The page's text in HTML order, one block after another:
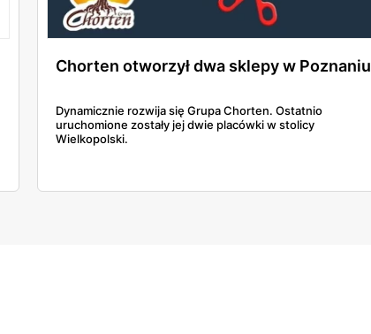
Chorten otworzył dwa sklepy w Poznaniu
Dynamicznie rozwija się Grupa Chorten. Ostatnio
uruchomione zostały jej dwie placówki w stolicy
Wielkopolski.